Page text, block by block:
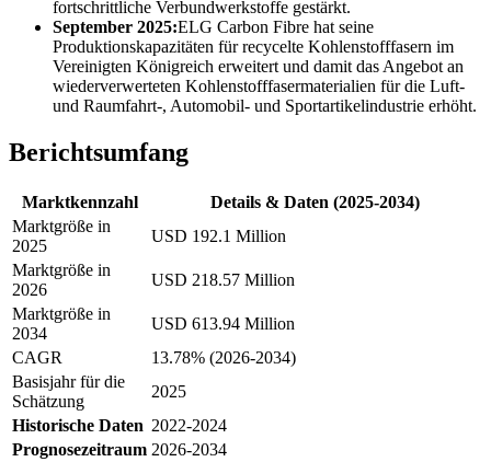
fortschrittliche Verbundwerkstoffe gestärkt.
September 2025:ELG Carbon Fibre hat seine
Produktionskapazitäten für recycelte Kohlenstofffasern im
Vereinigten Königreich erweitert und damit das Angebot an
wiederverwerteten Kohlenstofffasermaterialien für die Luft-
und Raumfahrt-, Automobil- und Sportartikelindustrie erhöht.
Berichtsumfang
Marktkennzahl
Details & Daten (2025-2034)
Marktgröße in
2025
USD 192.1 Million
Marktgröße in
2026
USD 218.57 Million
Marktgröße in
2034
USD 613.94 Million
CAGR
13.78% (2026-2034)
Basisjahr für die
Schätzung
2025
Historische Daten 2022-2024
Prognosezeitraum 2026-2034